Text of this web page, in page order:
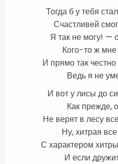
Тогда б у тебя
Счастливей
Я так не могу! —
Кого-то ж
И прямо так честно
Ведь я не
И вот у лисы до
Как прежде,
Не верят в лесу
Ну, хитрая
С характером
И если